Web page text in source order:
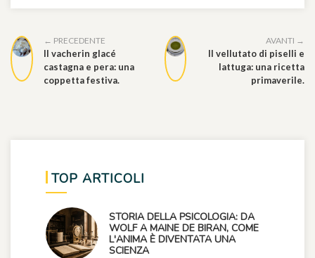
← PRECEDENTE
Il vacherin glacé
castagna e pera: una
coppetta festiva.
AVANTI →
Il vellutato di piselli e
lattuga: una ricetta
primaverile.
TOP ARTICOLI
STORIA DELLA PSICOLOGIA: DA
WOLF A MAINE DE BIRAN, COME
L'ANIMA È DIVENTATA UNA
SCIENZA